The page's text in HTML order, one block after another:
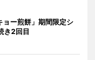
ョー煎餅」期間限定シ
き2回目